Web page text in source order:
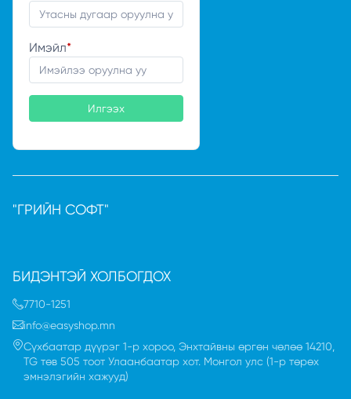
Имэйл*
Илгээх
"ГРИЙН СОФТ"
БИДЭНТЭЙ ХОЛБОГДОХ
7710-1251
info@easyshop.mn
Сүхбаатар дүүрэг 1-р хороо, Энхтайвны өргөн чөлөө 14210,
TG төв 505 тоот Улаанбаатар хот. Монгол улc (1-р төрөх
эмнэлэгийн хажууд)